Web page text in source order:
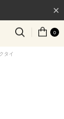
送料無料
トガイド
0
タイ